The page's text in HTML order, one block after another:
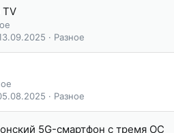
TV
Разное
Разное
5G-смартфон с тремя ОС